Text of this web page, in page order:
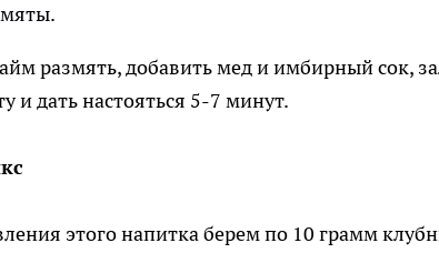
размять, добавить мед и имбирный сок,
и дать настояться 5-7 минут.
этого напитка берем по 10 грамм